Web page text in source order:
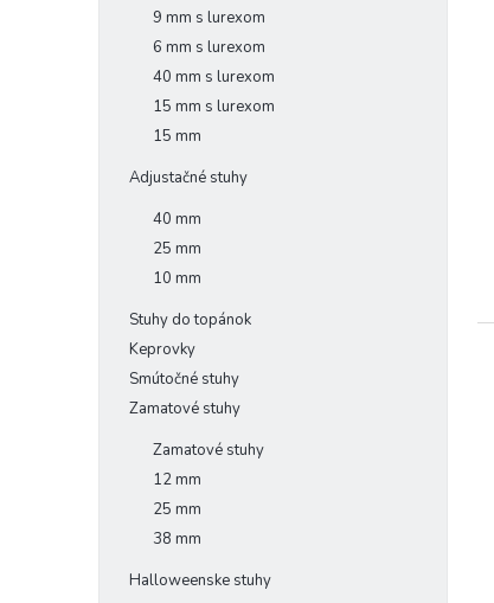
9 mm s lurexom
6 mm s lurexom
40 mm s lurexom
15 mm s lurexom
15 mm
Adjustačné stuhy
40 mm
25 mm
10 mm
Stuhy do topánok
Keprovky
Smútočné stuhy
Zamatové stuhy
Zamatové stuhy
12 mm
25 mm
38 mm
Halloweenske stuhy